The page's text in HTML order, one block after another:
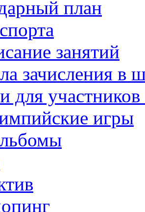
план
занятий
зачисления в
для
игры